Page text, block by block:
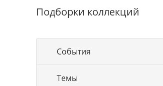
Подборки коллекций
События
Темы